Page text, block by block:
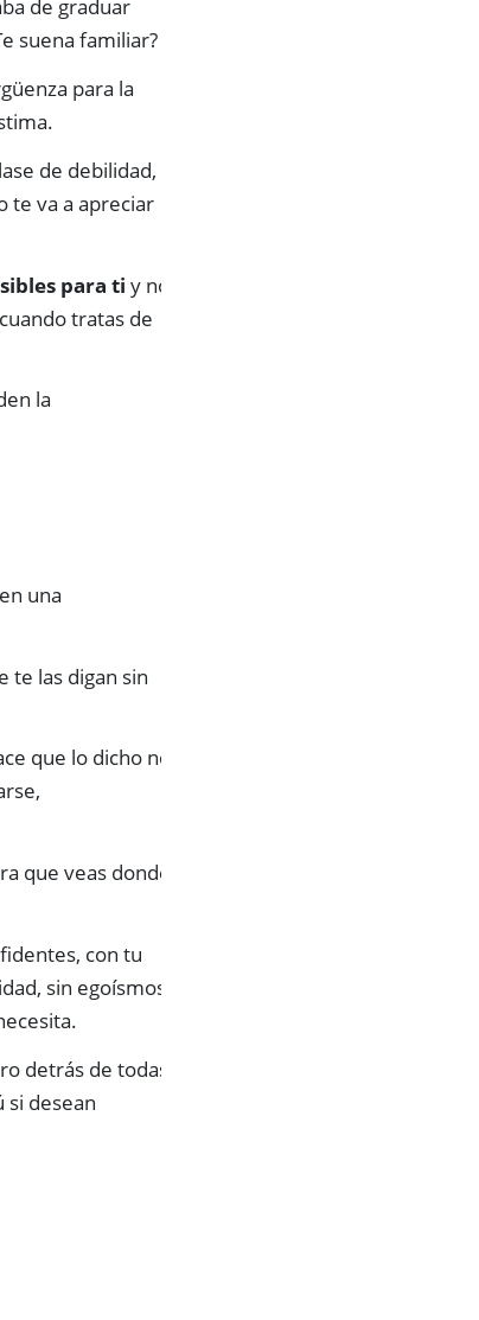
de graduar
suena familiar?
para la
de debilidad,
te va a apreciar
para ti y no
tratas de
la
una
te las digan sin
que lo dicho no
que veas donde
con tu
sin egoísmos
detrás de todas,
si desean